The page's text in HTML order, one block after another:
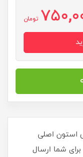
تومان
باز کی استون اصلی
شما ارسال